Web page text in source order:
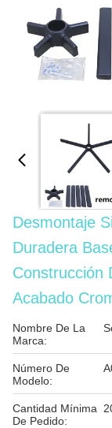
Desmontaje
Duradera
Construcción
Acabado
Nombre De La
Marca:
Número De
Modelo:
Cantidad Mínima
De Pedido: